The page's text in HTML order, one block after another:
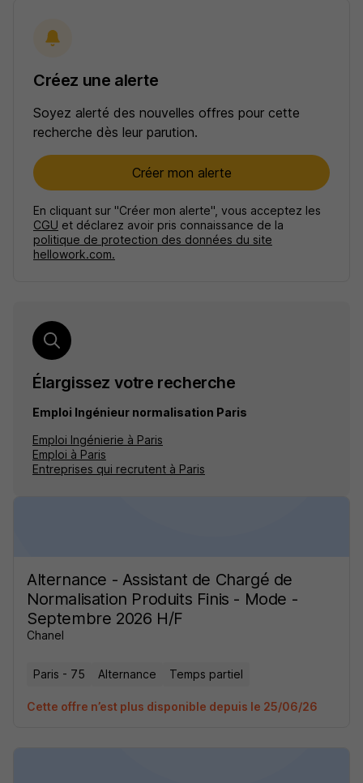
Créez une alerte
Soyez alerté des nouvelles offres pour cette
recherche dès leur parution.
Créer mon alerte
En cliquant sur "Créer mon alerte", vous acceptez les
CGU et déclarez avoir pris connaissance de la
politique de protection des données du site
hellowork.com.
Élargissez votre recherche
Emploi Ingénieur normalisation Paris
Emploi Ingénierie à Paris
Emploi à Paris
Entreprises qui recrutent à Paris
Alternance - Assistant de Chargé de
Normalisation Produits Finis - Mode -
Septembre 2026 H/F
Chanel
Paris - 75 Alternance Temps partiel
Cette offre n’est plus disponible depuis le 25/06/26